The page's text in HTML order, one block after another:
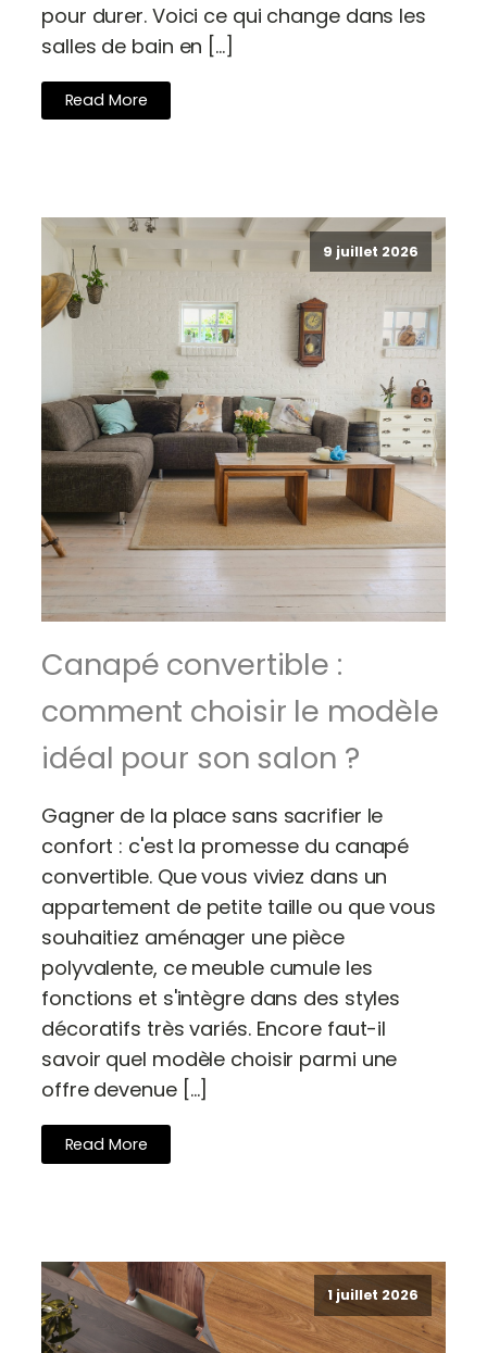
pour durer. Voici ce qui change dans les
salles de bain en […]
Read More
9 juillet 2026
Canapé convertible :
comment choisir le modèle
idéal pour son salon ?
Gagner de la place sans sacrifier le
confort : c'est la promesse du canapé
convertible. Que vous viviez dans un
appartement de petite taille ou que vous
souhaitiez aménager une pièce
polyvalente, ce meuble cumule les
fonctions et s'intègre dans des styles
décoratifs très variés. Encore faut-il
savoir quel modèle choisir parmi une
offre devenue […]
Read More
1 juillet 2026